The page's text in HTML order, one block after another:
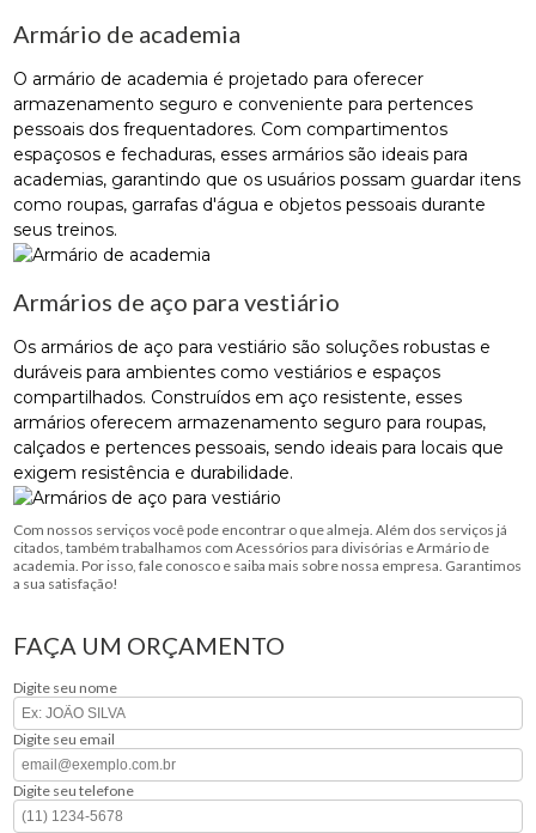
Armário de academia
O armário de academia é projetado para oferecer
armazenamento seguro e conveniente para pertences
pessoais dos frequentadores. Com compartimentos
espaçosos e fechaduras, esses armários são ideais para
academias, garantindo que os usuários possam guardar itens
como roupas, garrafas d'água e objetos pessoais durante
seus treinos.
Armários de aço para vestiário
Os armários de aço para vestiário são soluções robustas e
duráveis para ambientes como vestiários e espaços
compartilhados. Construídos em aço resistente, esses
armários oferecem armazenamento seguro para roupas,
calçados e pertences pessoais, sendo ideais para locais que
exigem resistência e durabilidade.
Com nossos serviços você pode encontrar o que almeja. Além dos serviços já
citados, também trabalhamos com Acessórios para divisórias e Armário de
academia. Por isso, fale conosco e saiba mais sobre nossa empresa. Garantimos
a sua satisfação!
FAÇA UM ORÇAMENTO
Digite seu nome
Digite seu email
Digite seu telefone